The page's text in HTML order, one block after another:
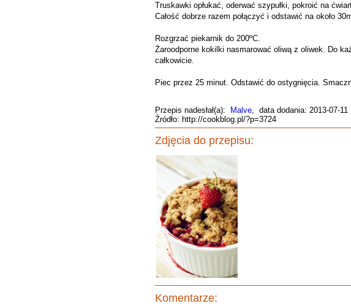
Truskawki opłukać, oderwać szypułki, pokroić na
Całość dobrze razem połączyć i odstawić na około
Rozgrzać piekarnik do 200ºC.
Żaroodporne kokilki nasmarować oliwą z oliwek. Do
całkowicie.
Piec przez 25 minut. Odstawić do ostygnięcia.
Przepis nadesłał(a): Malve, data dodania: 2013-07-11
Źródło: http://cookblog.pl/?p=3724
Zdjęcia do przepisu:
Komentarze: